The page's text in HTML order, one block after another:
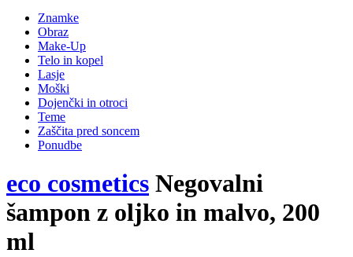
Znamke
Obraz
Make-Up
Telo in kopel
Lasje
Moški
Dojenčki in otroci
Teme
Zaščita pred soncem
Ponudbe
eco cosmetics Negovalni
šampon z oljko in malvo, 200
ml